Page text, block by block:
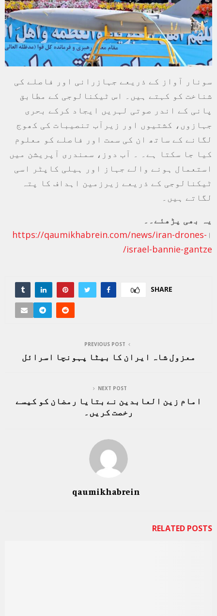
سونار آواز کے ذریعے جہازرانی اور فاصلے کی
شناخت کو کہتے ہیں۔ اس ٹیکنالوجی کے مطابق
پانی کے اندر صوتی لہریں ایجاد کرکے بحری
جہازوں، کشتیوں اور زیرآب تنصیبات کی کھوج
لگانے کے ساتھ ان کی سمت اور فاصلے کو معلوم
کیا جا سکتا ہے۔ ۔ آب دوز، سمندری آپریشن میں
استعمال ہونے والے جہاز اور ہیلی کاپٹر اسی
ٹیکنالوجی کے ذریعے زیرزمین اہداف کا پتہ
لگاتے ہیں۔
یہ بھی پڑھئے۔۔
ا https://qaumikhabrein.com/news/iran-drones-
israel-bannie-gantze/
SHARE
0
PREVIOUS POST
معزول شاہ ایران کا بیٹا پہونچا اسرائل
NEXT POST
امام زین العابدین نے بتایا رمضان کو کیسے
رخصت کریں۔
qaumikhabrein
RELATED POSTS